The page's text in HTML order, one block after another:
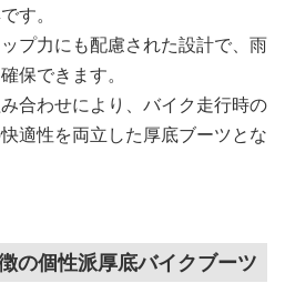
す。
プ力にも配慮された設計で、雨
保できます。
合わせにより、バイク走行時の
適性を両立した厚底ブーツとな
の個性派厚底バイクブーツ